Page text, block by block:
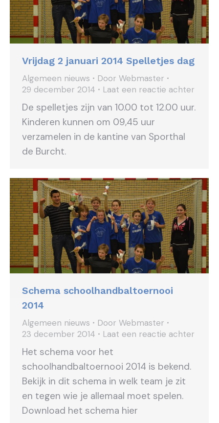
Vrijdag 2 januari 2014 Spelletjes dag
Algemeen nieuws Door Webmaster
29 december 2014
Laat een reactie achter
De spelletjes zijn van 10.00 tot 12.00 uur.
Kinderen kunnen om 09,45 uur
verzamelen in de kantine van Sporthal
de Burcht.
Schema schoolhandbaltoernooi
2014
Algemeen nieuws Door Webmaster
23 december 2014
Laat een reactie achter
Het schema voor het
schoolhandbaltoernooi 2014 is bekend.
Bekijk in dit schema in welk team je zit
en tegen wie je allemaal moet spelen.
Download het schema hier